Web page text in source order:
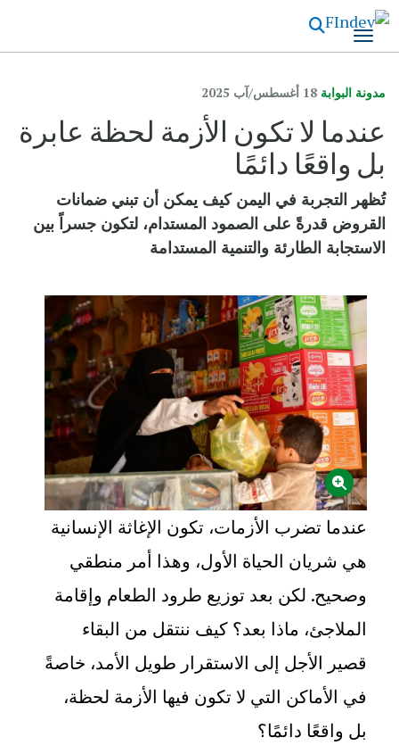
الرئيسي
مدونة البوابة 18 أغسطس/آب 2025
عندما لا تكون الأزمة لحظة عابرة
بل واقعًا دائمًا
تُظهر التجربة في اليمن كيف يمكن أن تبني ضمانات
القروض قدرةً على الصمود المستدام، لتكون جسراً بين
الاستجابة الطارئة والتنمية المستدامة
الصورة
عندما تضرب الأزمات، تكون الإغاثة الإنسانية
هي شريان الحياة الأول، وهذا أمر منطقي
وصحيح. لكن بعد توزيع طرود الطعام وإقامة
الملاجئ، ماذا بعد؟ كيف ننتقل من البقاء
قصير الأجل إلى الاستقرار طويل الأمد، خاصةً
في الأماكن التي لا تكون فيها الأزمة لحظة،
بل واقعًا دائمًا؟